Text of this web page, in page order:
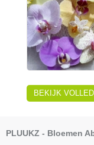
BEKIJK
PLUUKZ - Bloemen